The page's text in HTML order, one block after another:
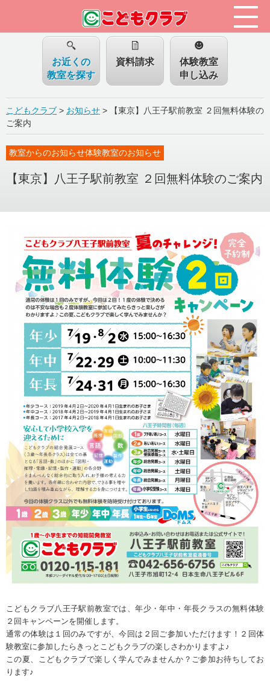
お近くの
教室を探す
資料請求
体験教室
申し込み
こどもクラブ> お知らせ >
【東京】八王子駅前教室 ２回無料体験の
ご案内
【東京】八王子駅前教室 ２回無料体験のご案内
教室からのお知らせ体験教室のお知らせ
こどもクラブ八王子駅前教室では、年少・年中・年長クラスの無料体験
２回キャンペーンを開催します。
通常の体験は１回のみですが、今回は２回ご参加いただけます！２回体
験教室に参加したらきっとこどもクラブの楽しさわかりますよ♪
この夏、こどもクラブで楽しく学んでみませんか？ご参加お待ちしてお
ります♪